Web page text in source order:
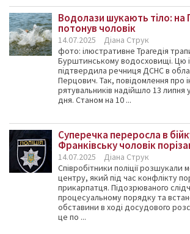
Водолази шукають тіло: на
потонув чоловік
14.07.2025
Діана Струк
фото: ілюстративне Трагедія
Бурштинському водосховищі. Цю
підтвердила речниця ДСНС в
Перцович. Так, повідомлення про
рятувальників надійшло 13 липня
дня. Станом на 10 ...
Суперечка переросла в
Франківську чоловік
14.07.2025
Діана Струк
Співробітники поліції розшукали
центру, який під час конфлікту
прикарпатця. Підозрюваного
процесуальному порядку та
обставини в ході досудового
це по ...